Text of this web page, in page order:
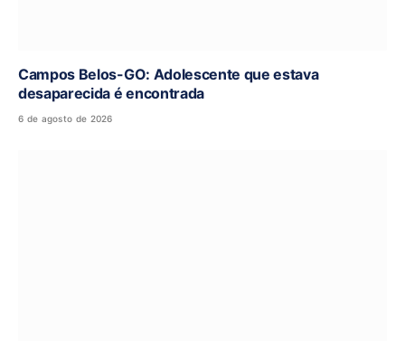
Campos Belos-GO: Adolescente que estava
desaparecida é encontrada
6 de agosto de 2026